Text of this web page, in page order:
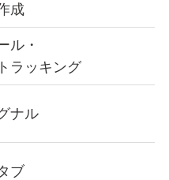
成
ル・
ラッキング
ナル
ブ